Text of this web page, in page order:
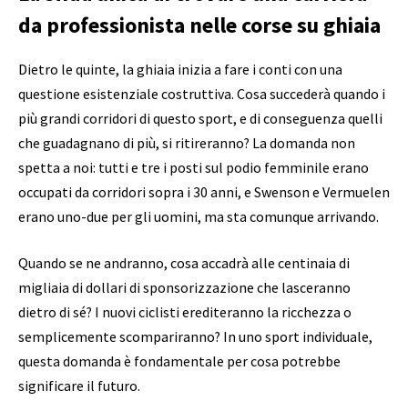
da professionista nelle corse su ghiaia
Dietro le quinte, la ghiaia inizia a fare i conti con una
questione esistenziale costruttiva. Cosa succederà quando i
più grandi corridori di questo sport, e di conseguenza quelli
che guadagnano di più, si ritireranno? La domanda non
spetta a noi: tutti e tre i posti sul podio femminile erano
occupati da corridori sopra i 30 anni, e Swenson e Vermuelen
erano uno-due per gli uomini, ma sta comunque arrivando.
Quando se ne andranno, cosa accadrà alle centinaia di
migliaia di dollari di sponsorizzazione che lasceranno
dietro di sé? I nuovi ciclisti erediteranno la ricchezza o
semplicemente scompariranno? In uno sport individuale,
questa domanda è fondamentale per cosa potrebbe
significare il futuro.